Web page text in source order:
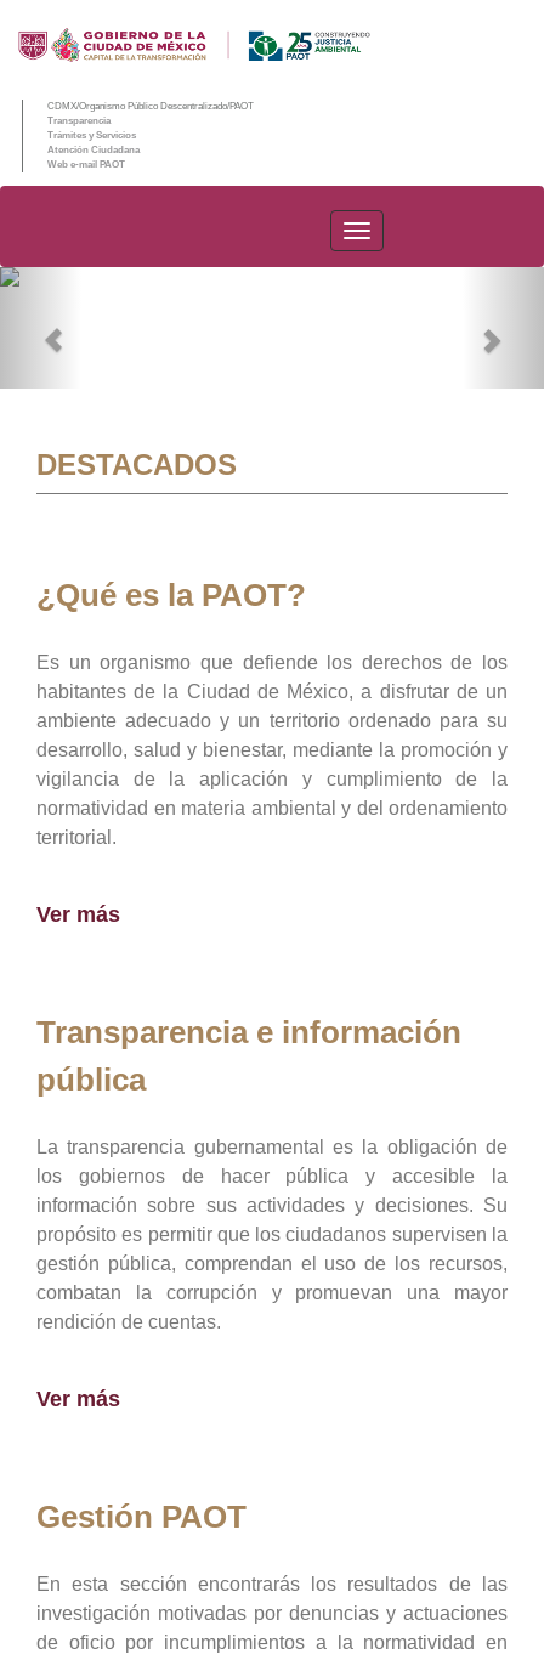
CDMX/Organismo Público Descentralizado/PAOT
Transparencia
Trámites y Servicios
Atención Ciudadana
Web e-mail PAOT
PAOT
DESTACADOS
¿Qué es la PAOT?
Es un organismo que defiende los derechos de los
habitantes de la Ciudad de México, a disfrutar de un
ambiente adecuado y un territorio ordenado para su
desarrollo, salud y bienestar, mediante la promoción y
vigilancia de la aplicación y cumplimiento de la
normatividad en materia ambiental y del ordenamiento
territorial.
Ver más
Transparencia e información
pública
La transparencia gubernamental es la obligación de
los gobiernos de hacer pública y accesible la
información sobre sus actividades y decisiones. Su
propósito es permitir que los ciudadanos supervisen la
gestión pública, comprendan el uso de los recursos,
combatan la corrupción y promuevan una mayor
rendición de cuentas.
Ver más
Gestión PAOT
En esta sección encontrarás los resultados de las
investigación motivadas por denuncias y actuaciones
de oficio por incumplimientos a la normatividad en